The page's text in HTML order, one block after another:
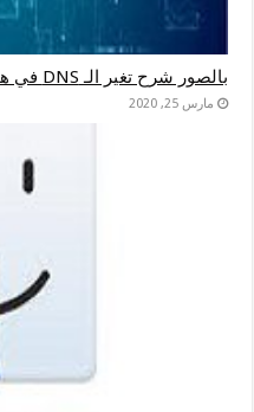
بالصور شرح تغير الـ DNS في هاتف الايفون
مارس 25, 2020